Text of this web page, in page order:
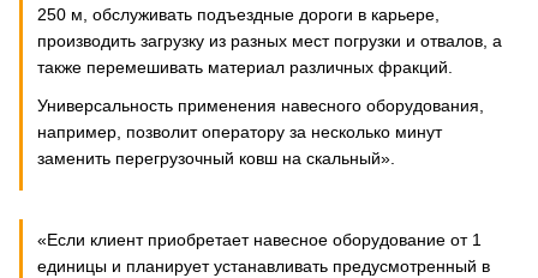
250 м, обслуживать подъездные дороги в карьере,
производить загрузку из разных мест погрузки и отвалов, а
также перемешивать материал различных фракций.
Универсальность применения навесного оборудования,
например, позволит оператору за несколько минут
заменить перегрузочный ковш на скальный».
«Если клиент приобретает навесное оборудование от 1
единицы и планирует устанавливать предусмотренный в